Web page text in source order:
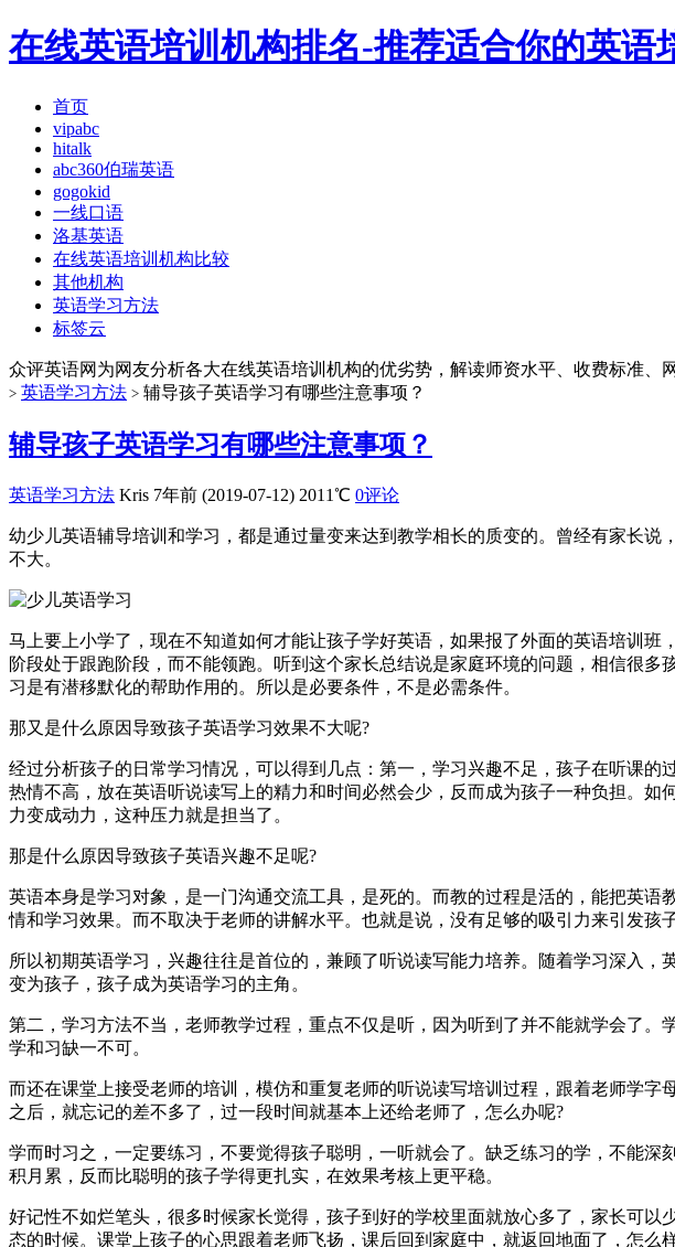
在线英语培训机构排名-推荐适合你的英语
首页
vipabc
hitalk
abc360伯瑞英语
gogokid
一线口语
洛基英语
在线英语培训机构比较
其他机构
英语学习方法
标签云
众评英语网为网友分析各大在线英语培训机构的优劣势，解读师资水平、收费标准
> 英语学习方法 > 辅导孩子英语学习有哪些注意事项？
辅导孩子英语学习有哪些注意事项？
英语学习方法 Kris 7年前 (2019-07-12) 2011℃ 0评论
幼少儿英语辅导培训和学习，都是通过量变来达到教学相长的质变的。曾经有家长
不大。
马上要上小学了，现在不知道如何才能让孩子学好英语，如果报了外面的英语培训
阶段处于跟跑阶段，而不能领跑。听到这个家长总结说是家庭环境的问题，相信很
习是有潜移默化的帮助作用的。所以是必要条件，不是必需条件。
那又是什么原因导致孩子英语学习效果不大呢?
经过分析孩子的日常学习情况，可以得到几点：第一，学习兴趣不足，孩子在听课
热情不高，放在英语听说读写上的精力和时间必然会少，反而成为孩子一种负担。
力变成动力，这种压力就是担当了。
那是什么原因导致孩子英语兴趣不足呢?
英语本身是学习对象，是一门沟通交流工具，是死的。而教的过程是活的，能把英
情和学习效果。而不取决于老师的讲解水平。也就是说，没有足够的吸引力来引发孩
所以初期英语学习，兴趣往往是首位的，兼顾了听说读写能力培养。随着学习深入
变为孩子，孩子成为英语学习的主角。
第二，学习方法不当，老师教学过程，重点不仅是听，因为听到了并不能就学会了
学和习缺一不可。
而还在课堂上接受老师的培训，模仿和重复老师的听说读写培训过程，跟着老师学
之后，就忘记的差不多了，过一段时间就基本上还给老师了，怎么办呢?
学而时习之，一定要练习，不要觉得孩子聪明，一听就会了。缺乏练习的学，不能
积月累，反而比聪明的孩子学得更扎实，在效果考核上更平稳。
好记性不如烂笔头，很多时候家长觉得，孩子到好的学校里面就放心多了，家长可
态的时候。课堂上孩子的心思跟着老师飞扬，课后回到家庭中，就返回地面了，怎